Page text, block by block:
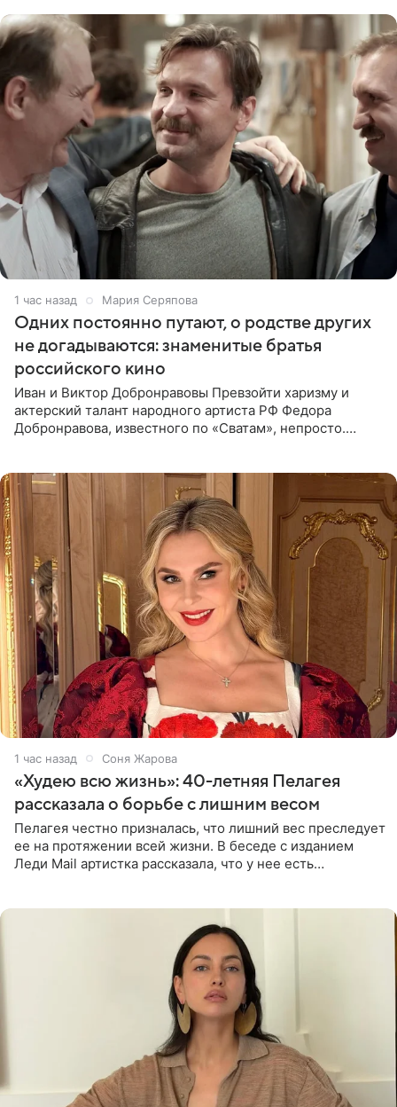
1 час назад Мария Серяпова
Одних постоянно путают, о родстве других
не догадываются: знаменитые братья
российского кино
Иван и Виктор Добронравовы Превзойти харизму и
актерский талант народного артиста РФ Федора
Добронравова, известного по «Сватам», непросто.
1 час назад Соня Жарова
«Худею всю жизнь»: 40-летняя Пелагея
рассказала о борьбе с лишним весом
Пелагея честно призналась, что лишний вес преследует
ее на протяжении всей жизни. В беседе с изданием
Леди Mail артистка рассказала, что у нее есть